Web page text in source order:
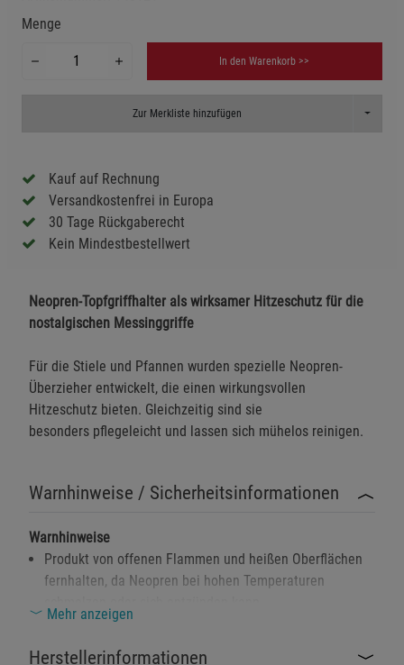
Menge
In den Warenkorb >>
Zur Merkliste hinzufügen Toggle
Kauf auf Rechnung
Versandkostenfrei in Europa
30 Tage Rückgaberecht
Kein Mindestbestellwert
Neopren-Topfgriffhalter als wirksamer Hitzeschutz für die
nostalgischen Messinggriffe
Für die Stiele und Pfannen wurden spezielle Neopren-
Überzieher entwickelt, die einen wirkungsvollen
Hitzeschutz bieten. Gleichzeitig sind sie
besonders pflegeleicht und lassen sich mühelos reinigen.
Warnhinweise / Sicherheitsinformationen
Warnhinweise
Produkt von offenen Flammen und heißen Oberflächen
fernhalten, da Neopren bei hohen Temperaturen
Topgriffhalter nicht mehr verwendet werden, um
Mehr anzeigen
Herstellerinformationen